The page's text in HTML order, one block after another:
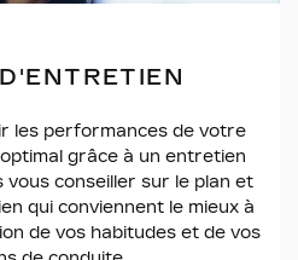
les performances de votre
grâce à un entretien
vous conseiller sur le plan et
qui conviennent le mieux à
de vos habitudes et de vos